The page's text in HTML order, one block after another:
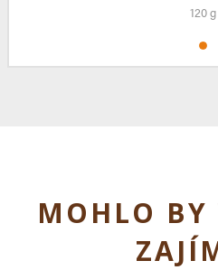
120 g
MOHLO BY